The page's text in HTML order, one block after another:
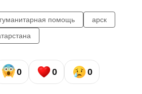
гуманитарная помощь
арск
0 0 0